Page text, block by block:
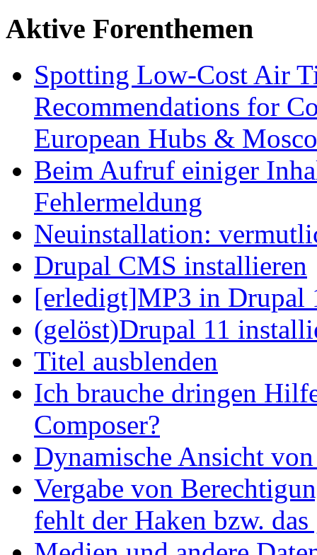
Aktive Forenthemen
Spotting Low-Cost Air
Recommendations for
European Hubs &
Beim Aufruf einiger
Fehlermeldung
Neuinstallation:
Drupal CMS installieren
[erledigt]MP3 in Drupal
(gelöst)Drupal 11
Titel ausblenden
Ich brauche dringen
Composer?
Dynamische Ansicht
Vergabe von
fehlt der Haken bzw.